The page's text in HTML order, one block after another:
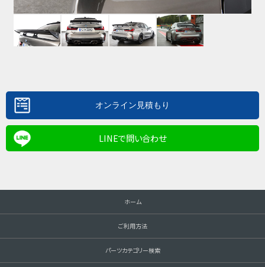
LINEで問い合わせ
ホーム
ご利用方法
パーツカテゴリー検索